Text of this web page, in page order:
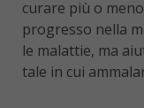
curare più o
progresso nella
le malattie, ma
tale in cui